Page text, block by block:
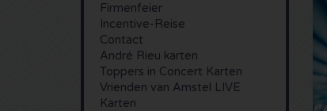
Firmenfeier
Incentive-Reise
Contact
André Rieu karten
Toppers in Concert Karten
Vrienden van Amstel LIVE
Karten